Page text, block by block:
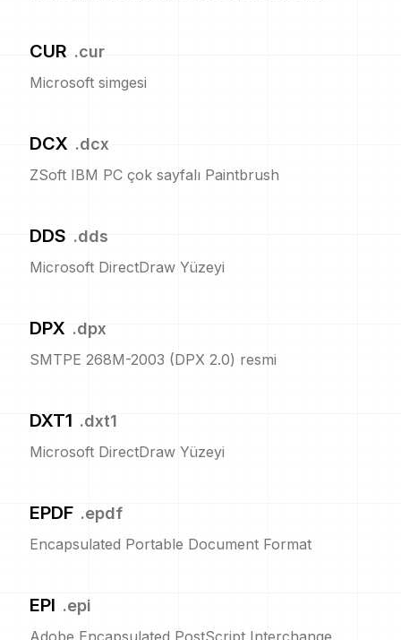
CUR .cur
Microsoft simgesi
DCX .dcx
ZSoft IBM PC çok sayfalı Paintbrush
DDS .dds
Microsoft DirectDraw Yüzeyi
DPX .dpx
SMTPE 268M-2003 (DPX 2.0) resmi
DXT1 .dxt1
Microsoft DirectDraw Yüzeyi
EPDF .epdf
Encapsulated Portable Document Format
EPI .epi
Adobe Encapsulated PostScript Interchange